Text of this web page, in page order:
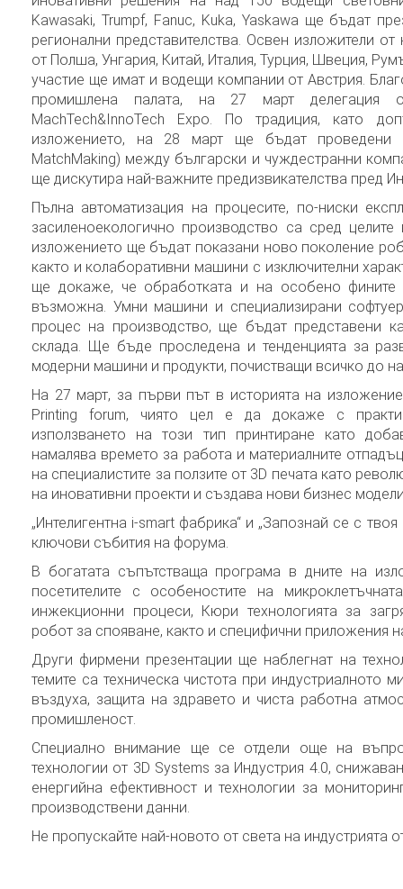
Kawasaki, Trumpf, Fanuc, Kuka, Yaskawa ще бъдат
регионални представителства. Освен изложители
от Полша, Унгария, Китай, Италия, Турция, Швеция,
участие ще имат и водещи компании от Австрия.
промишлена палата, на 27 март делегация
MachTech&InnoTech Expo. По традиция, като
изложението, на 28 март ще бъдат проведени
MatchMaking) между български и чуждестранни
ще дискутира най-важните предизвикателства пред
Пълна автоматизация на процесите, по-ниски
засиленоекологично производство са сред
изложението ще бъдат показани ново поколение
както и колаборативни машини с изключителни
ще докаже, че обработката и на особено фините
възможна. Умни машини и специализирани
процес на производство, ще бъдат представени
склада. Ще бъде проследена и тенденцията за
модерни машини и продукти, почистващи всичко до
На 27 март, за първи път в историята на
Printing forum, чиято цел е да докаже с
използването на този тип принтиране като
намалява времето за работа и материалните
на специалистите за ползите от 3D печата като
на иновативни проекти и създава нови бизнес
„Интелигентна i-smart фабрика“ и „Запознай се с
ключови събития на форума.
В богатата съпътстваща програма в дните на
посетителите с особеностите на
инжекционни процеси, Кюри технологията за
робот за спояване, както и специфични приложения
Други фирмени презентации ще наблегнат на
темите са техническа чистота при индустриалното
въздуха, защита на здравето и чиста работна
промишленост.
Специално внимание ще се отдели още на
технологии от 3D Systems за Индустрия 4.0,
енергийна ефективност и технологии за
производствени данни.
Не пропускайте най-новото от света на индустрията